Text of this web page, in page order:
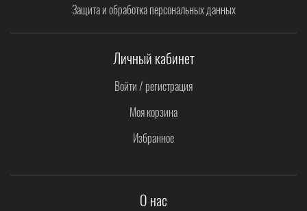
Защита и обработка персональных данных
Личный кабинет
Войти / регистрация
Моя корзина
Избранное
О нас